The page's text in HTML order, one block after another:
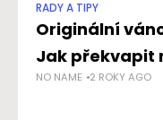
RADY A TIPY
Originální
Jak překvapit
NO NAME 2 ROKY AGO